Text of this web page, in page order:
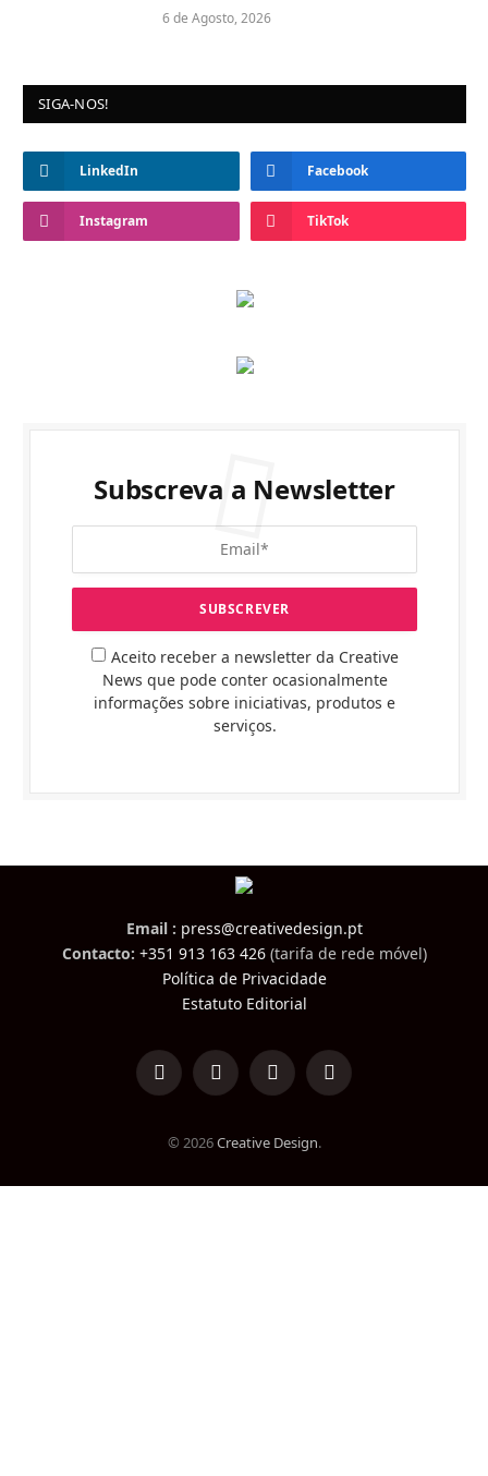
6 de Agosto, 2026
SIGA-NOS!
LinkedIn Facebook
Instagram TikTok
Subscreva a Newsletter
Aceito receber a newsletter da Creative
News que pode conter ocasionalmente
informações sobre iniciativas, produtos e
serviços.
Email : press@creativedesign.pt
Contacto: +351 913 163 426(tarifa de rede móvel)
Política de Privacidade
Estatuto Editorial
LinkedInFacebookInstagramTikTok
© 2026Creative Design.